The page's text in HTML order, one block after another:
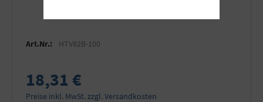
Art.Nr.: HTV82B-100
18,31 €
Preise inkl. MwSt. zzgl. Versandkosten